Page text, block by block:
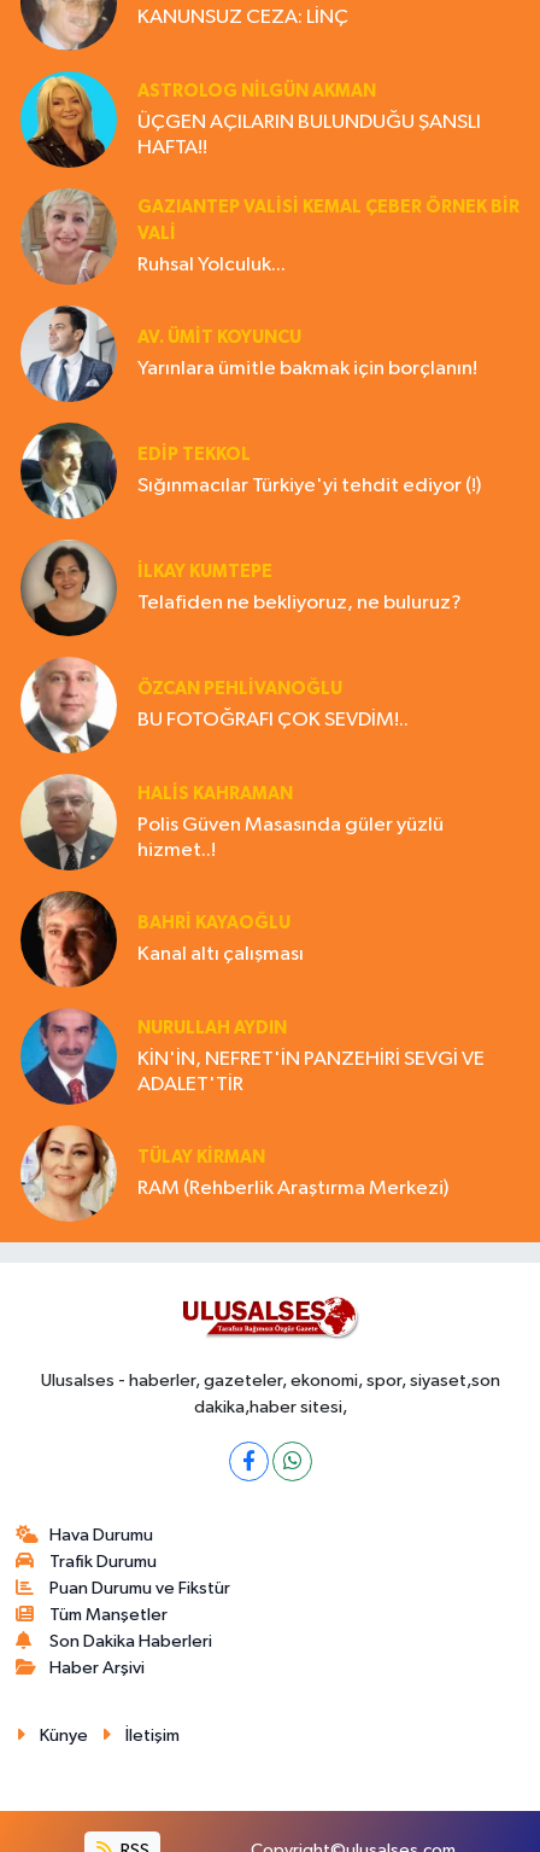
KANUNSUZ CEZA: LİNÇ
ASTROLOG NILGÜN AKMAN
ÜÇGEN AÇILARIN BULUNDUĞU ŞANSLI
HAFTA!!
GAZIANTEP VALISI KEMAL ÇEBER ÖRNEK BİR
VALİ
Ruhsal Yolculuk...
AV. ÜMIT KOYUNCU
Yarınlara ümitle bakmak için borçlanın!
EDIP TEKKOL
Sığınmacılar Türkiye'yi tehdit ediyor (!)
İLKAY KUMTEPE
Telafiden ne bekliyoruz, ne buluruz?
ÖZCAN PEHLİVANOĞLU
BU FOTOĞRAFI ÇOK SEVDİM!..
HALIS KAHRAMAN
Polis Güven Masasında güler yüzlü
hizmet..!
BAHRI KAYAOĞLU
Kanal altı çalışması
NURULLAH AYDIN
KİN'İN, NEFRET'İN PANZEHİRİ SEVGİ VE
ADALET'TİR
TÜLAY KİRMAN
RAM (Rehberlik Araştırma Merkezi)
Ulusalses - haberler, gazeteler, ekonomi, spor, siyaset,son
dakika,haber sitesi,
Hava Durumu
Trafik Durumu
Puan Durumu ve Fikstür
Tüm Manşetler
Son Dakika Haberleri
Haber Arşivi
Künye İletişim